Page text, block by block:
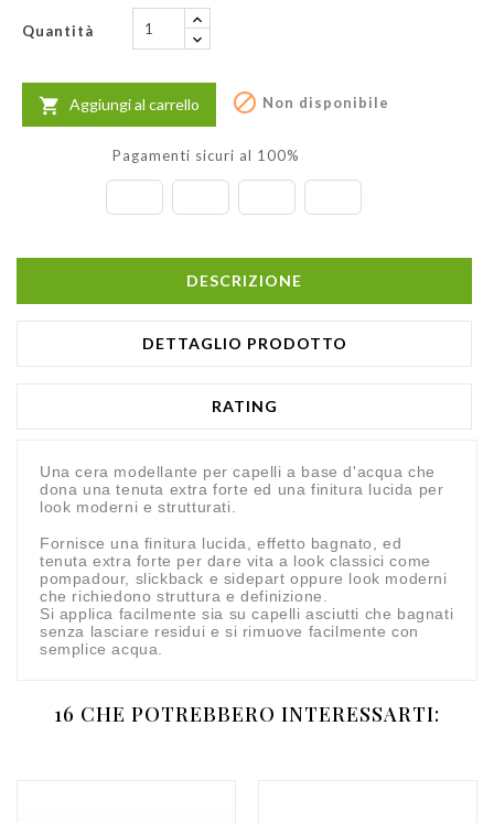
Quantità
 Aggiungi al carrello  Non disponibile
Pagamenti sicuri al 100%
DESCRIZIONE
DETTAGLIO PRODOTTO
RATING
Una cera modellante per capelli a base d'acqua che
dona una tenuta extra forte ed una finitura lucida per
look moderni e strutturati.
Fornisce una finitura lucida, effetto bagnato, ed
tenuta extra forte per dare vita a look classici come
pompadour, slickback e sidepart oppure look moderni
che richiedono struttura e definizione.
Si applica facilmente sia su capelli asciutti che bagnati
senza lasciare residui e si rimuove facilmente con
semplice acqua.
16 CHE POTREBBERO INTERESSARTI: